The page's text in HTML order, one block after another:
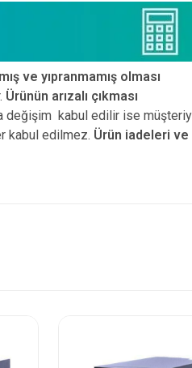
ve yıpranmamış olması
Ürünün arızalı çıkması
değişim kabul edilir ise
kabul edilmez. Ürün iadeleri ve